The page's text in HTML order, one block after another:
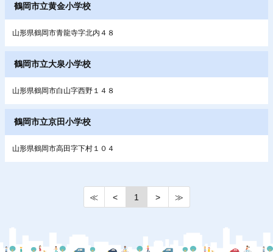
鶴岡市立黄金小学校
山形県鶴岡市青龍寺字北内４８
鶴岡市立大泉小学校
山形県鶴岡市白山字西野１４８
鶴岡市立京田小学校
山形県鶴岡市高田字下村１０４
≪ < 1 > ≫